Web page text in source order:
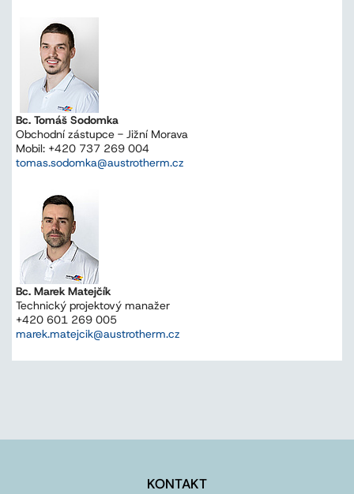
Bc. Tomáš Sodomka
Obchodní zástupce - Jižní Morava
Mobil: +420 737 269 004
tomas.sodomka@austrotherm.cz
Bc. Marek Matejčík
Technický projektový manažer
+420 601 269 005
marek.matejcik@austrotherm.cz
KONTAKT